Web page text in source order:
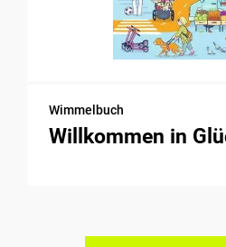
Wimmelbuch
Willkommen in